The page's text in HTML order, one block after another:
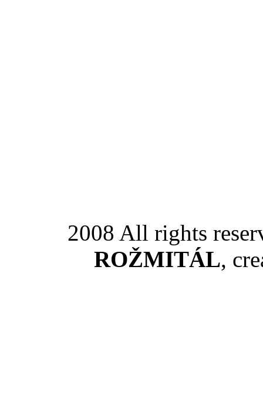
2008 All rights
ROŽMITÁL,